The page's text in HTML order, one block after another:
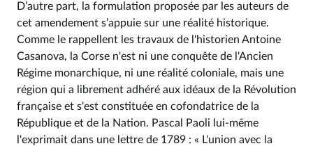
D’autre part, la formulation proposée par les auteurs de
cet amendement s’appuie sur une réalité historique.
Comme le rappellent les travaux de l'historien Antoine
Casanova, la Corse n'est ni une conquête de l'Ancien
Régime monarchique, ni une réalité coloniale, mais une
région qui a librement adhéré aux idéaux de la Révolution
française et s'est constituée en cofondatrice de la
République et de la Nation. Pascal Paoli lui-même
l'exprimait dans une lettre de 1789 : « L'union avec la